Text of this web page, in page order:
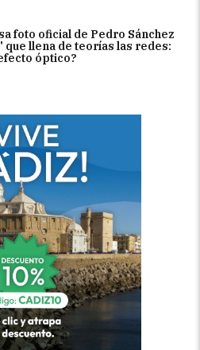
foto oficial de Pedro Sánchez
llena de teorías las redes:
óptico?